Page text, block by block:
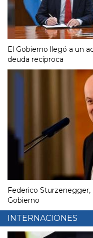
El Gobierno llegó a un
deuda recíproca
Federico Sturzenegger,
Gobierno
INTERNACIONES